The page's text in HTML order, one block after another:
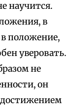
научится.
в
положение,
уверовать.
не
он
достижением